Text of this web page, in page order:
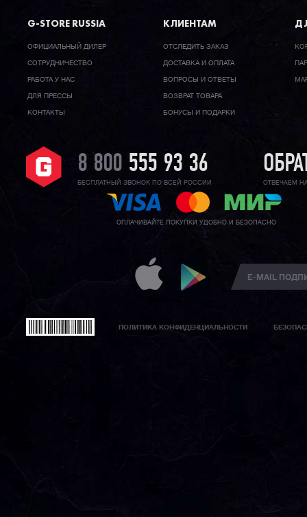
G-STORE RUSSIA
ОФИЦИАЛЬНЫЙ ДИЛЕР
CОТРУДНИЧЕСТВО
РАБОТА У НАС
ДЛЯ ПРЕССЫ
КОНТАКТЫ
КЛИЕНТАМ
ОТСЛЕДИТЬ ЗАКАЗ
ДОСТАВКА И ОПЛАТА
ВОПРОСЫ И ОТВЕТЫ
ВОЗВРАТ ТОВАРА
БОНУСЫ И ПОДАРКИ
8 800 555 93 36
БЕСПЛАТНЫЙ ЗВОНОК ПО ВСЕЙ РОССИИ ОТВЕЧАЕМ
ОПЛАЧИВАЙТЕ ПОКУПКИ УДОБНО И БЕЗОПАСНО
ПОЛИТИКА КОНФИДЕНЦИАЛЬНОСТИ